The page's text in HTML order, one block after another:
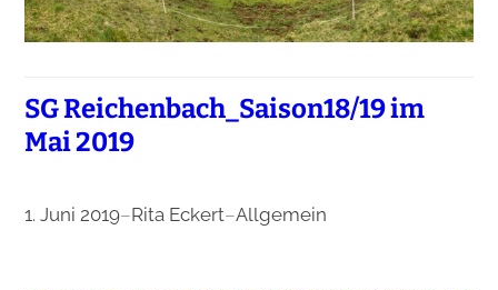
SG Reichenbach_Saison18/19 im
Mai 2019
1. Juni 2019–Rita Eckert–Allgemein